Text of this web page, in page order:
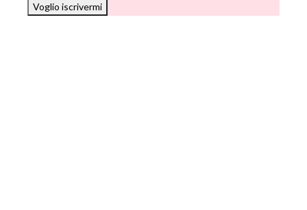
Voglio iscrivermi